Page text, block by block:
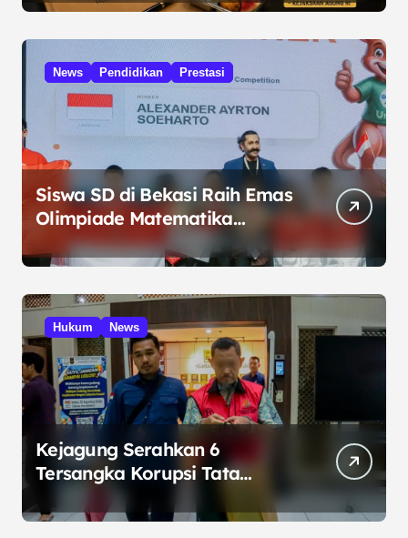
News Pendidikan Prestasi
Siswa SD di Bekasi Raih Emas
Olimpiade Matematika
Internasional di Malaysia
Hukum News
Kejagung Serahkan 6
Tersangka Korupsi Tata
Kelola Minyak ke Penuntut
Umum